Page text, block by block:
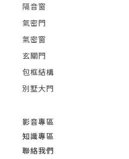
隔音窗
氣密門
氣密窗
玄關門
包框結構
別墅大門
影音專區
知識專區
聯絡我們